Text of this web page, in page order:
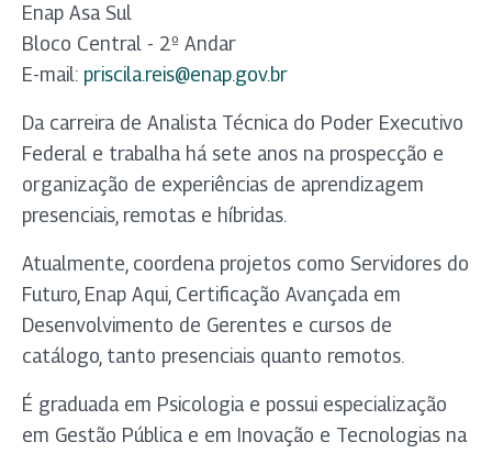
Enap Asa Sul
Bloco Central - 2º Andar
E-mail: priscila.reis@enap.gov.br
Da carreira de Analista Técnica do Poder Executivo
Federal e trabalha há sete anos na prospecção e
organização de experiências de aprendizagem
presenciais, remotas e híbridas.
Atualmente, coordena projetos como Servidores do
Futuro, Enap Aqui, Certificação Avançada em
Desenvolvimento de Gerentes e cursos de
catálogo, tanto presenciais quanto remotos.
É graduada em Psicologia e possui especialização
em Gestão Pública e em Inovação e Tecnologias na